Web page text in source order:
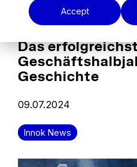
Accept
Das
Geschichte
09.07.2024
Innok News